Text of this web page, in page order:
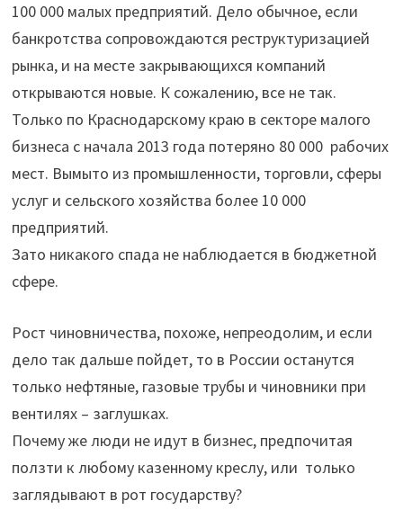
100 000 малых предприятий. Дело обычное, если
банкротства сопровождаются реструктуризацией
рынка, и на месте закрывающихся компаний
открываются новые. К сожалению, все не так.
Только по Краснодарскому краю в секторе малого
бизнеса с начала 2013 года потеряно 80 000 рабочих
мест. Вымыто из промышленности, торговли, сферы
услуг и сельского хозяйства более 10 000
предприятий.
Зато никакого спада не наблюдается в бюджетной
сфере.
Рост чиновничества, похоже, непреодолим, и если
дело так дальше пойдет, то в России останутся
только нефтяные, газовые трубы и чиновники при
вентилях – заглушках.
Почему же люди не идут в бизнес, предпочитая
ползти к любому казенному креслу, или только
заглядывают в рот государству?